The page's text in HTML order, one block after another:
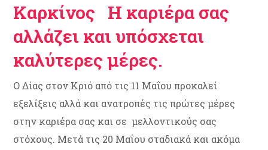
Καρκίνος Η καριέρα σας
αλλάζει και υπόσχεται
καλύτερες μέρες.
Ο Δίας στον Κριό από τις 11 Μαΐου προκαλεί
εξελίξεις αλλά και ανατροπές τις πρώτες μέρες
στην καριέρα σας και σε μελλοντικούς σας
στόχους. Μετά τις 20 Μαΐου σταδιακά και ακόμα